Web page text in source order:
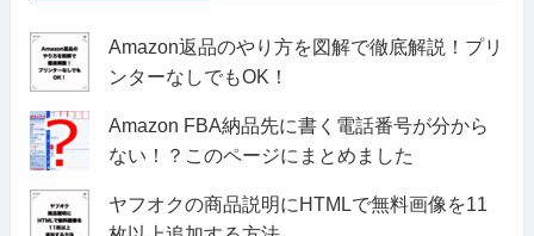
Amazon返品のやり方を図解で徹底解説！プリ
ンターなしでもOK！
Amazon FBA納品先に書く電話番号が分から
ない！？このページにまとめました
ヤフオクの商品説明にHTMLで無料画像を11